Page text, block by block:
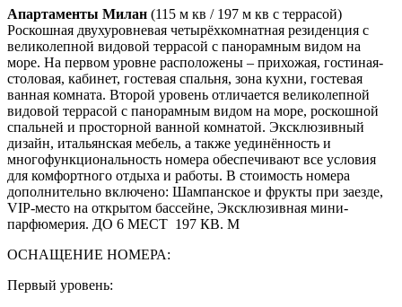
Апартаменты Милан (115 м кв / 197 м кв с террасой)
Роскошная двухуровневая четырёхкомнатная резиденция с
великолепной видовой террасой с панорамным видом на
море. На первом уровне расположены – прихожая, гостиная-
столовая, кабинет, гостевая спальня, зона кухни, гостевая
ванная комната. Второй уровень отличается великолепной
видовой террасой с панорамным видом на море, роскошной
спальней и просторной ванной комнатой. Эксклюзивный
дизайн, итальянская мебель, а также уединённость и
многофункциональность номера обеспечивают все условия
для комфортного отдыха и работы. В стоимость номера
дополнительно включено: Шампанское и фрукты при заезде,
VIP-место на открытом бассейне, Эксклюзивная мини-
парфюмерия. ДО 6 МЕСТ 197 КВ. М
ОСНАЩЕНИЕ НОМЕРА:
Первый уровень: